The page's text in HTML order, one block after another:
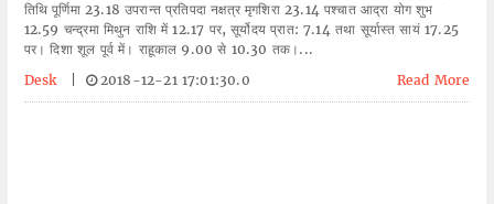
तिथि पूर्णिमा 23.18 उपरान्त प्रतिपदा नक्षत्र मृगशिरा 23.14 पश्चात आद्रा योग शुभ
12.59 चन्द्रमा मिथुन राशि में 12.17 पर, सूर्योदय प्रात: 7.14 तथा सूर्यास्त सायं 17.25
पर। दिशा शूल पूर्व में। राहूकाल 9.00 से 10.30 तक।...
Desk
2018-12-21 17:01:30.0 Read More